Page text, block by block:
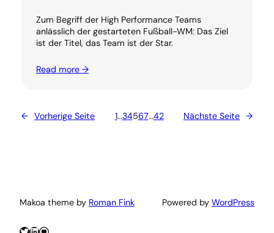
Zum Begriff der High Performance Teams
anlässlich der gestarteten Fußball-WM: Das Ziel
ist der Titel, das Team ist der Star.
Read more →
← Vorherige Seite 1…34567…42 Nächste Seite →
Makoa theme by Roman Fink Powered by WordPress